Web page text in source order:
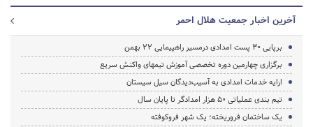
آخرین اخبار جمعیت هلال احمر
برپایی 30 پست امدادی درمسیر راهپیمایی 22 بهمن
برگزاری چهارمین دوره تخصصی آموزش تیمهای واکنش سریع
ارایه خدمات امدادی به آسیب‌دیدگان سیل سیستان
تیم بندی عملیاتی 50 هزار امدادگر تا پایان سال
یک ساختمان فروریخته؛ یک شهر فروکوفته